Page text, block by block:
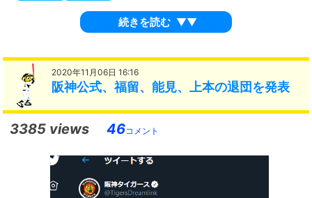
続きを読む ▼▼
2020年11月06日 16:16
阪神公式、福留、能見、上本の退団を発表
3385 views 46コメント